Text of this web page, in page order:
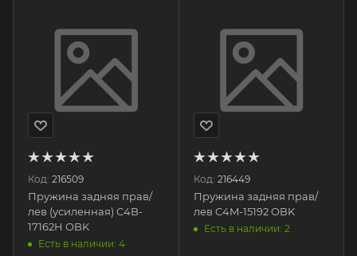
Код: 216509
Пружина задняя прав/
лев (усиленная) C4B-
17162H OBK
Есть в наличии: 4
Код: 216449
Пружина задняя прав/
лев C4M-15192 OBK
Есть в наличии: 2